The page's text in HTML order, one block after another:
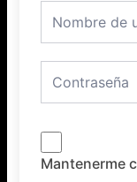
Mantenerme